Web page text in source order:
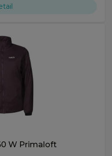
W Primaloft